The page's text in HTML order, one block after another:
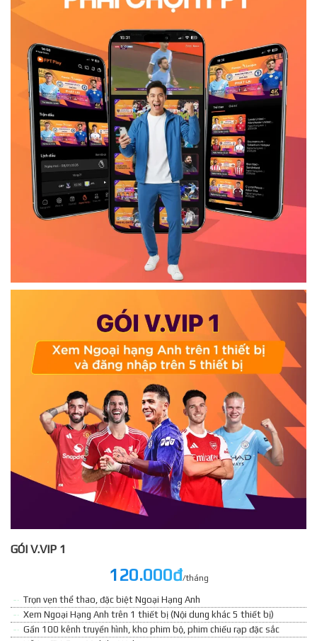
GÓI V.VIP 1
120.000đ/tháng
Trọn vẹn thể thao, đặc biệt Ngoại Hạng Anh
Xem Ngoại Hạng Anh trên 1 thiết bị (Nội dung khác 5 thiết bị)
Gần 100 kênh truyền hình, kho phim bộ, phim chiếu rạp đặc sắc